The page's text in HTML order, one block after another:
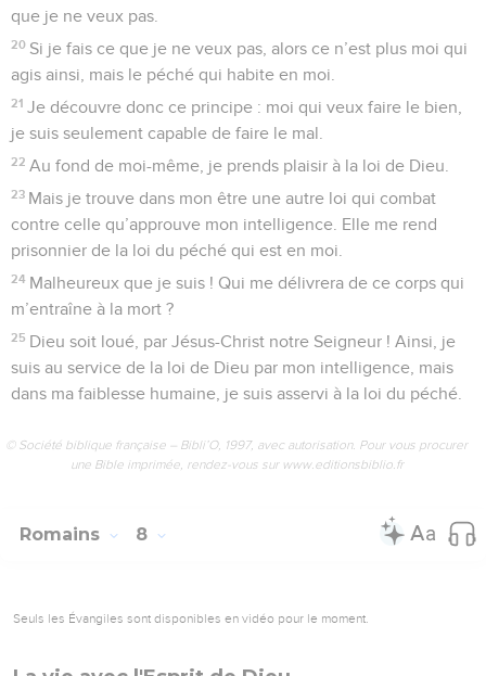
que je ne veux pas.
20 Si je fais ce que je ne veux pas, alors ce n’est plus moi qui
agis ainsi, mais le péché qui habite en moi.
21 Je découvre donc ce principe : moi qui veux faire le bien,
je suis seulement capable de faire le mal.
22 Au fond de moi-même, je prends plaisir à la loi de Dieu.
23 Mais je trouve dans mon être une autre loi qui combat
contre celle qu’approuve mon intelligence. Elle me rend
prisonnier de la loi du péché qui est en moi.
24 Malheureux que je suis ! Qui me délivrera de ce corps qui
m’entraîne à la mort ?
25 Dieu soit loué, par Jésus-Christ notre Seigneur ! Ainsi, je
suis au service de la loi de Dieu par mon intelligence, mais
dans ma faiblesse humaine, je suis asservi à la loi du péché.
© Société biblique française – Bibli’O, 1997, avec autorisation. Pour vous procurer
une Bible imprimée, rendez-vous sur www.editionsbiblio.fr
Romains 8
Seuls les Évangiles sont disponibles en vidéo pour le moment.